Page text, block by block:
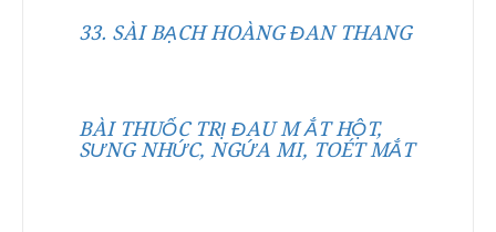
33. SÀI BẠCH HOÀNG ĐAN THANG
BÀI THUỐC TRỊ ĐAU M ẮT HỘT,
SƯNG NHỨC, NGỨA MI, TOÉT MẮT